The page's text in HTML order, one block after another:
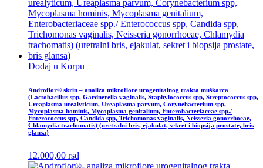
Dodaj u Korpu
Androflor® skrin – analiza mikroflore urogenitalnog trakta muškarca
(Lactobacillus spp, Gardnerella vaginalis, Staphylococcus spp, Streptococcus spp,
Ureaplasma urealyticum, Ureaplasma parvum, Corynebacterium spp,
Mycoplasma hominis, Mycoplasma genitalium, Enterobacteriaceae spp./
Enterococcus spp, Candida spp, Trichomonas vaginalis, Neisseria gonorrhoeae,
Chlamydia trachomatis) (uretralni bris, ejakulat, sekret i biopsija prostate, bris
glansa)
12.000,00 rsd